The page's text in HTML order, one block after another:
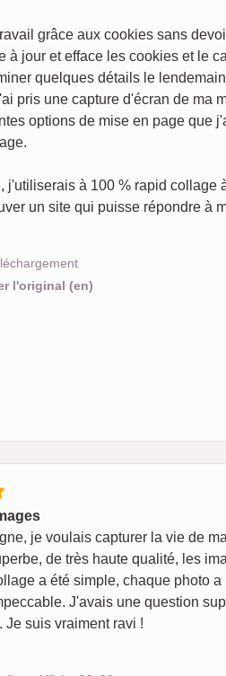
grâce aux cookies sans
à jour et efface les cookies et le
quelques détails le
pris une capture d'écran de ma
options de mise en page que
j'utiliserais à 100 % rapid collage
un site qui puisse répondre à
l'original (en)
je voulais capturer la vie de
de très haute qualité, les
a été simple, chaque photo
J'avais une question
Je suis vraiment ravi !